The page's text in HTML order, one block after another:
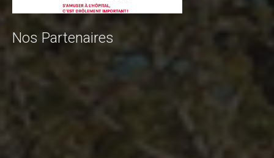
Nos Partenaires